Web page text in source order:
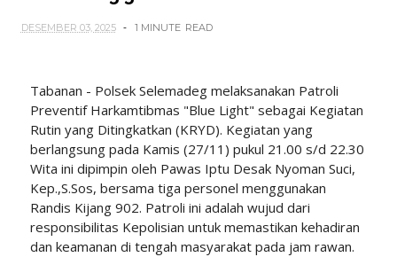
DESEMBER 03, 2025 1 MINUTE READ
Tabanan - Polsek Selemadeg melaksanakan Patroli
Preventif Harkamtibmas "Blue Light" sebagai Kegiatan
Rutin yang Ditingkatkan (KRYD). Kegiatan yang
berlangsung pada Kamis (27/11) pukul 21.00 s/d 22.30
Wita ini dipimpin oleh Pawas Iptu Desak Nyoman Suci,
Kep.,S.Sos, bersama tiga personel menggunakan
Randis Kijang 902. Patroli ini adalah wujud dari
responsibilitas Kepolisian untuk memastikan kehadiran
dan keamanan di tengah masyarakat pada jam rawan.